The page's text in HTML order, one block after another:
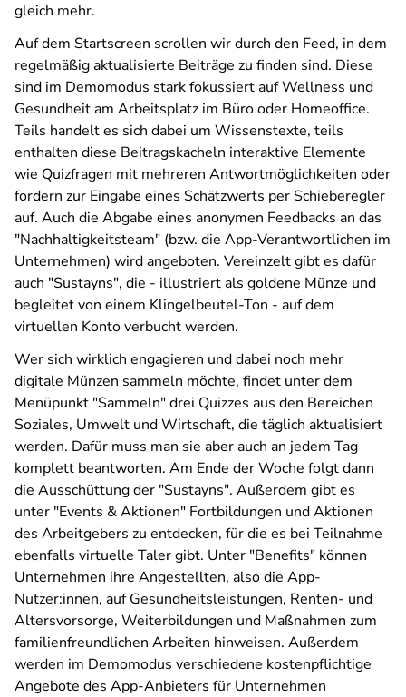
gleich mehr.
Auf dem Startscreen scrollen wir durch den Feed, in dem
regelmäßig aktualisierte Beiträge zu finden sind. Diese
sind im Demomodus stark fokussiert auf Wellness und
Gesundheit am Arbeitsplatz im Büro oder Homeoffice.
Teils handelt es sich dabei um Wissenstexte, teils
enthalten diese Beitragskacheln interaktive Elemente
wie Quizfragen mit mehreren Antwortmöglichkeiten oder
fordern zur Eingabe eines Schätzwerts per Schieberegler
auf. Auch die Abgabe eines anonymen Feedbacks an das
"Nachhaltigkeitsteam" (bzw. die App-Verantwortlichen im
Unternehmen) wird angeboten. Vereinzelt gibt es dafür
auch "Sustayns", die - illustriert als goldene Münze und
begleitet von einem Klingelbeutel-Ton - auf dem
virtuellen Konto verbucht werden.
Wer sich wirklich engagieren und dabei noch mehr
digitale Münzen sammeln möchte, findet unter dem
Menüpunkt "Sammeln" drei Quizzes aus den Bereichen
Soziales, Umwelt und Wirtschaft, die täglich aktualisiert
werden. Dafür muss man sie aber auch an jedem Tag
komplett beantworten. Am Ende der Woche folgt dann
die Ausschüttung der "Sustayns". Außerdem gibt es
unter "Events & Aktionen" Fortbildungen und Aktionen
des Arbeitgebers zu entdecken, für die es bei Teilnahme
ebenfalls virtuelle Taler gibt. Unter "Benefits" können
Unternehmen ihre Angestellten, also die App-
Nutzer:innen, auf Gesundheitsleistungen, Renten- und
Altersvorsorge, Weiterbildungen und Maßnahmen zum
familienfreundlichen Arbeiten hinweisen. Außerdem
werden im Demomodus verschiedene kostenpflichtige
Angebote des App-Anbieters für Unternehmen